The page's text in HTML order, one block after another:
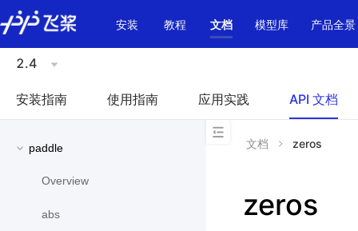
\u200E
安装
教程 文档 模型库 产品全景
2.4
安装指南 使用指南 应用实践 API 文档
paddle
Overview
abs
文档 zeros
zeros